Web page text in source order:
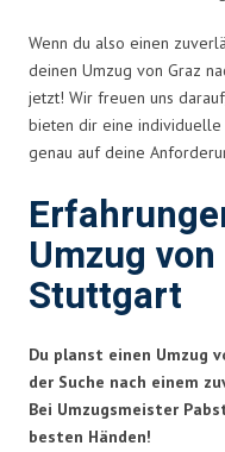
Wenn du also einen
deinen Umzug von Graz
jetzt! Wir freuen uns
bieten dir eine individuelle
genau auf deine
Umzug
Stuttgart
Du planst einen Umzug
der Suche nach einem
Bei Umzugsmeister
besten Händen!